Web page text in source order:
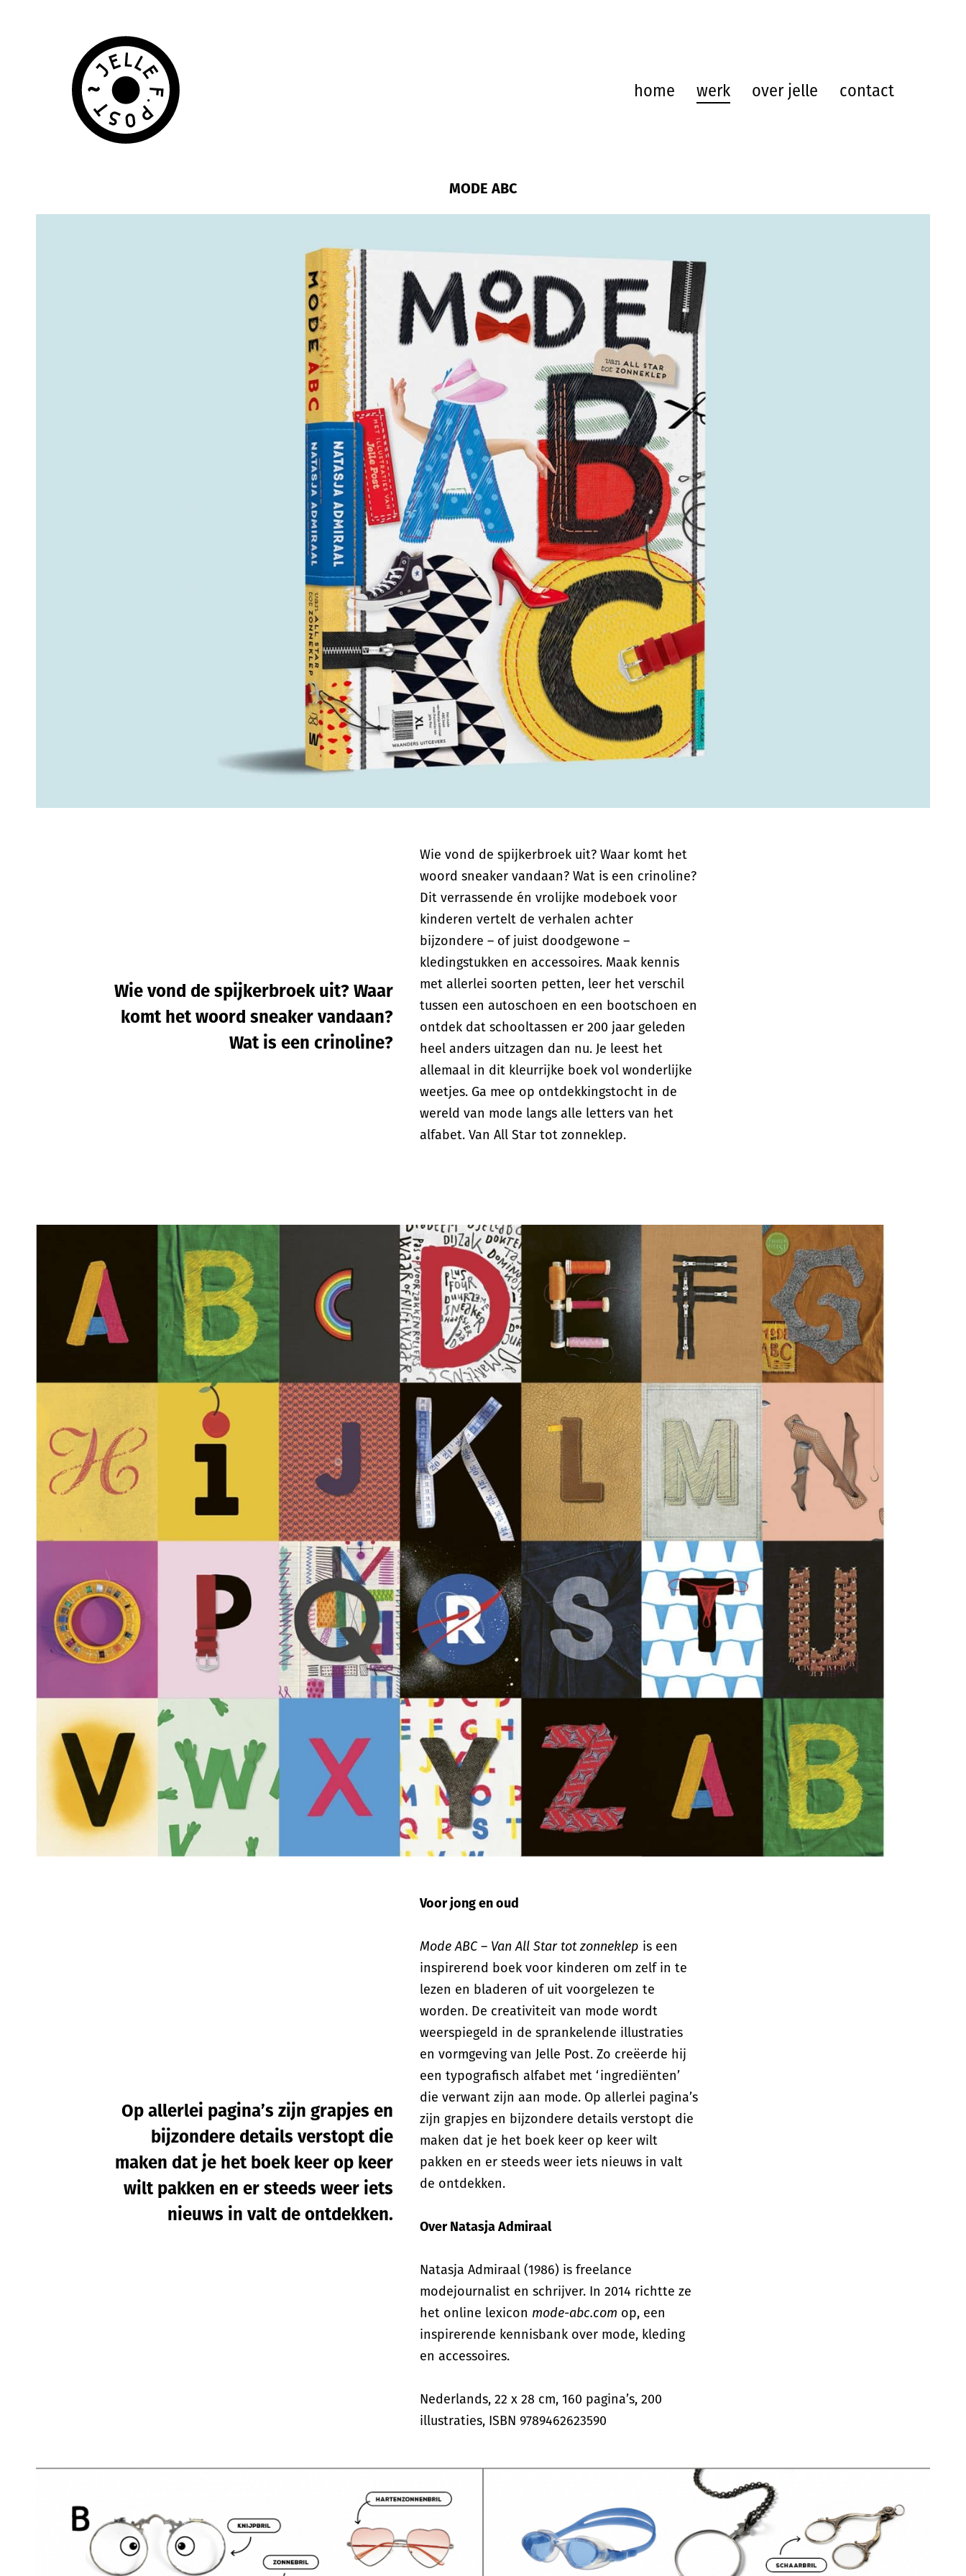
home werk over jelle contact
MODE ABC
Wie vond de spijkerbroek uit? Waar
komt het woord sneaker vandaan?
Wat is een crinoline?
Wie vond de spijkerbroek uit? Waar komt het
woord sneaker vandaan? Wat is een crinoline?
Dit verrassende én vrolijke modeboek voor
kinderen vertelt de verhalen achter
bijzondere – of juist doodgewone –
kledingstukken en accessoires. Maak kennis
met allerlei soorten petten, leer het verschil
tussen een autoschoen en een bootschoen en
ontdek dat schooltassen er 200 jaar geleden
heel anders uitzagen dan nu. Je leest het
allemaal in dit kleurrijke boek vol wonderlijke
weetjes. Ga mee op ontdekkingstocht in de
wereld van mode langs alle letters van het
alfabet. Van All Star tot zonneklep.
Op allerlei pagina’s zijn grapjes en
bijzondere details verstopt die
maken dat je het boek keer op keer
wilt pakken en er steeds weer iets
nieuws in valt de ontdekken.
Voor jong en oud
Mode ABC – Van All Star tot zonneklep is een
inspirerend boek voor kinderen om zelf in te
lezen en bladeren of uit voorgelezen te
worden. De creativiteit van mode wordt
weerspiegeld in de sprankelende illustraties
en vormgeving van Jelle Post. Zo creëerde hij
een typografisch alfabet met ‘ingrediënten’
die verwant zijn aan mode. Op allerlei pagina’s
zijn grapjes en bijzondere details verstopt die
maken dat je het boek keer op keer wilt
pakken en er steeds weer iets nieuws in valt
de ontdekken.
Over Natasja Admiraal
Natasja Admiraal (1986) is freelance
modejournalist en schrijver. In 2014 richtte ze
het online lexicon mode-abc.com op, een
inspirerende kennisbank over mode, kleding
en accessoires.
Nederlands, 22 x 28 cm, 160 pagina’s, 200
illustraties, ISBN 9789462623590